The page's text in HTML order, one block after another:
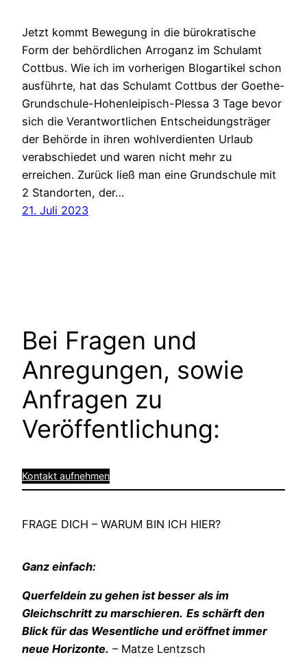
Jetzt kommt Bewegung in die bürokratische
Form der behördlichen Arroganz im Schulamt
Cottbus. Wie ich im vorherigen Blogartikel schon
ausführte, hat das Schulamt Cottbus der Goethe-
Grundschule-Hohenleipisch-Plessa 3 Tage bevor
sich die Verantwortlichen Entscheidungsträger
der Behörde in ihren wohlverdienten Urlaub
verabschiedet und waren nicht mehr zu
erreichen. Zurück ließ man eine Grundschule mit
2 Standorten, der…
21. Juli 2023
Bei Fragen und
Anregungen, sowie
Anfragen zu
Veröffentlichung:
Kontakt aufnehmen
FRAGE DICH – WARUM BIN ICH HIER?
Ganz einfach:
Querfeldein zu gehen ist besser als im
Gleichschritt zu marschieren. Es schärft den
Blick für das Wesentliche und eröffnet immer
neue Horizonte. – Matze Lentzsch